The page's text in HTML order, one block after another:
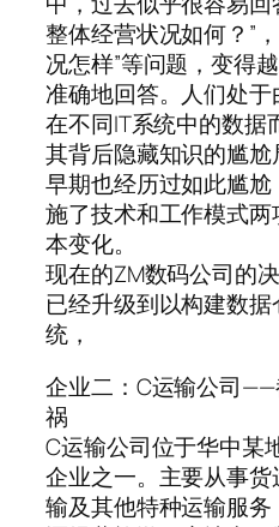
整体经营状况如何？”
况怎样”等问题，变得
准确地回答。人们处
在不同IT系统中的数据
其背后隐藏知识的尴
早期也经历过如此尴
施了技术和工作模式
本变化。
现在的ZM数码公司的
已经升级到以构建数
统，
企业二：C运输公司
祸
C运输公司位于华中某
企业之一。主要从事
输及其他特种运输服